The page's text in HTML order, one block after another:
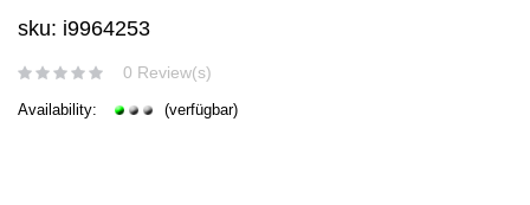
sku: i9964253
0 Review(s)
Availability: (verfügbar)